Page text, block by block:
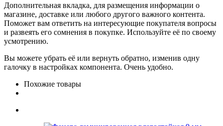
Дополнительная вкладка, для размещения информации о
магазине, доставке или любого другого важного контента.
Поможет вам ответить на интересующие покупателя вопросы
и развеять его сомнения в покупке. Используйте её по своему
усмотрению.
Вы можете убрать её или вернуть обратно, изменив одну
галочку в настройках компонента. Очень удобно.
Похожие товары